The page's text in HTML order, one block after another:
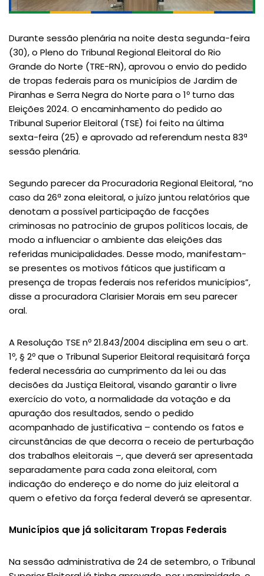
Durante sessão plenária na noite desta segunda-feira
(30), o Pleno do Tribunal Regional Eleitoral do Rio
Grande do Norte (TRE-RN), aprovou o envio do pedido
de tropas federais para os municípios de Jardim de
Piranhas e Serra Negra do Norte para o 1º turno das
Eleições 2024. O encaminhamento do pedido ao
Tribunal Superior Eleitoral (TSE) foi feito na última
sexta-feira (25) e aprovado ad referendum nesta 83ª
sessão plenária.
Segundo parecer da Procuradoria Regional Eleitoral, “no
caso da 26ª zona eleitoral, o juízo juntou relatórios que
denotam a possível participação de facções
criminosas no patrocínio de grupos políticos locais, de
modo a influenciar o ambiente das eleições das
referidas municipalidades. Desse modo, manifestam-
se presentes os motivos fáticos que justificam a
presença de tropas federais nos referidos municípios”,
disse a procuradora Clarisier Morais em seu parecer
oral.
A Resolução TSE nº 21.843/2004 disciplina em seu o art.
1º, § 2º que o Tribunal Superior Eleitoral requisitará força
federal necessária ao cumprimento da lei ou das
decisões da Justiça Eleitoral, visando garantir o livre
exercício do voto, a normalidade da votação e da
apuração dos resultados, sendo o pedido
acompanhado de justificativa – contendo os fatos e
circunstâncias de que decorra o receio de perturbação
dos trabalhos eleitorais –, que deverá ser apresentada
separadamente para cada zona eleitoral, com
indicação do endereço e do nome do juiz eleitoral a
quem o efetivo da força federal deverá se apresentar.
Municípios que já solicitaram Tropas Federais
Na sessão administrativa de 24 de setembro, o Tribunal